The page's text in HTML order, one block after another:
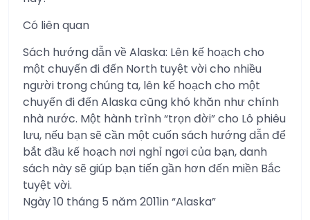
Có liên quan
Sách hướng dẫn về Alaska: Lên kế hoạch cho
một chuyến đi đến North tuyệt vời cho nhiều
người trong chúng ta, lên kế hoạch cho một
chuyến đi đến Alaska cũng khó khăn như chính
nhà nước. Một hành trình “trọn đời” cho Lô phiêu
lưu, nếu bạn sẽ cần một cuốn sách hướng dẫn để
bắt đầu kế hoạch nơi nghỉ ngơi của bạn, danh
sách này sẽ giúp bạn tiến gần hơn đến miền Bắc
tuyệt vời.
Ngày 10 tháng 5 năm 2011in “Alaska”